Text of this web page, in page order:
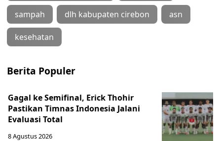
sampah dlh kabupaten cirebon asn
kesehatan
Berita Populer
Gagal ke Semifinal, Erick Thohir
Pastikan Timnas Indonesia Jalani
Evaluasi Total
8 Agustus 2026